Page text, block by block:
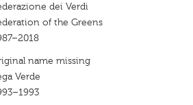
dei Verdi
of the Greens
name missing
Verde